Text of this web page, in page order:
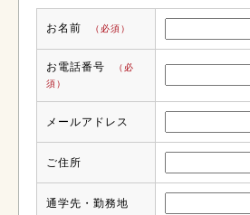
お名前 （必須）
お電話番号
（必
須）
メールアドレス
ご住所
通学先・勤務地